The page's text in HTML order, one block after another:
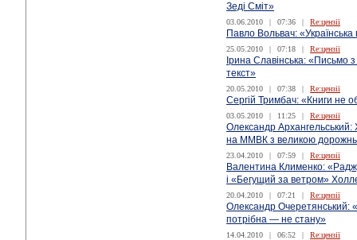
Зеді Сміт»
03.06.2010 | 07:36 | Re:цензії
Павло Вольвач:
25.05.2010 | 07:18 | Re:цензії
Ірина Славінська: «Письмо
текст»
20.05.2010 | 07:38 | Re:цензії
Сергій Тримбач: «Книги не
03.05.2010 | 11:25 | Re:цензії
Олександр
на ММВК з великою
23.04.2010 | 07:59 | Re:цензії
Валентина Клименко:
і «Бегущий за ветром»
20.04.2010 | 07:21 | Re:цензії
Олександр Очеретянський:
потрібна — не стану»
14.04.2010 | 06:52 | Re:цензії